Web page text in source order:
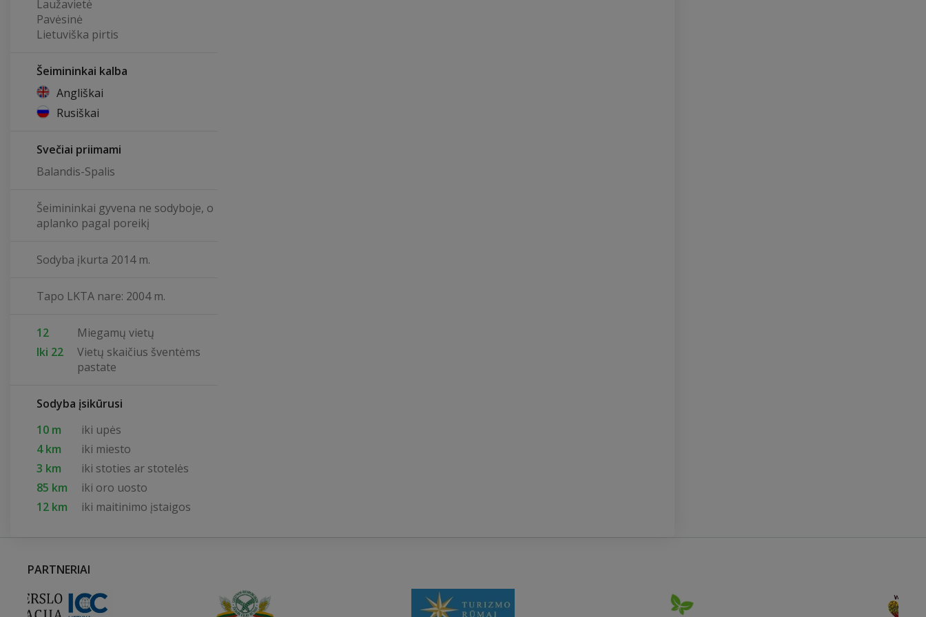
Laužavietė
Pavėsinė
Lietuviška pirtis
Šeimininkai kalba
Angliškai
Rusiškai
Svečiai priimami
Balandis-Spalis
Šeimininkai gyvena ne sodyboje, o
aplanko pagal poreikį
Sodyba įkurta 2014 m.
Tapo LKTA nare: 2004 m.
12
Miegamų vietų
Iki 22
Vietų skaičius šventėms
pastate
Sodyba įsikūrusi
10 m
iki upės
4 km
iki miesto
3 km
iki stoties ar stotelės
85 km
iki oro uosto
12 km
iki maitinimo įstaigos
PARTNERIAI